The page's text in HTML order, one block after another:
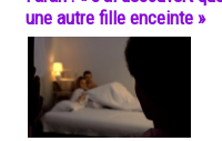
une autre fille enceinte »